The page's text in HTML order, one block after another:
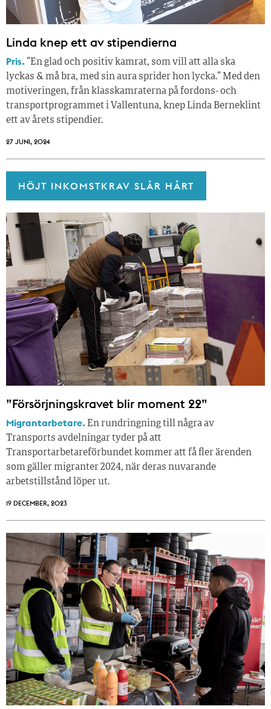
Linda knep ett av stipendierna
Pris. ”En glad och positiv kamrat, som vill att alla ska
lyckas & må bra, med sin aura sprider hon lycka.” Med den
motiveringen, från klasskamraterna på fordons- och
transportprogrammet i Vallentuna, knep Linda Berneklint
ett av årets stipendier.
27 JUNI, 2024
HÖJT INKOMSTKRAV SLÅR HÅRT
”Försörjningskravet blir moment 22”
Migrantarbetare. En rundringning till några av
Transports avdelningar tyder på att
Transportarbetareförbundet kommer att få fler ärenden
som gäller migranter 2024, när deras nuvarande
arbetstillstånd löper ut.
19 DECEMBER, 2023